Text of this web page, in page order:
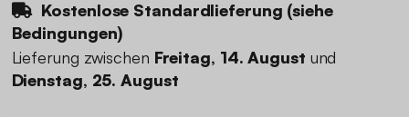
Kostenlose Standardlieferung (siehe
Bedingungen)
Lieferung zwischen Freitag, 14. August und
Dienstag, 25. August